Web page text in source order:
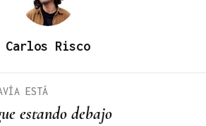
Carlos Risco
estando debajo
ESTÁ